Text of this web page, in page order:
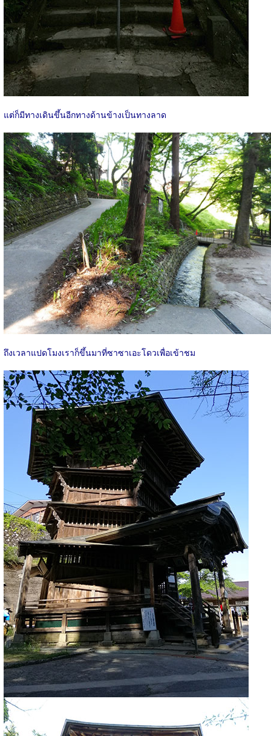
แต่ก็มีทางเดินขึ้นอีกทางด้านข้างเป็นทางลาด
ถึงเวลาแปดโมงเราก็ขึ้นมาที่ซาซาเอะโดวเพื่อเข้าชม